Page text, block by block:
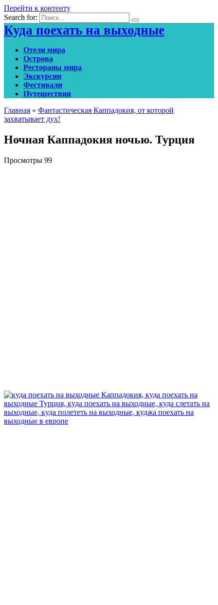
Перейти к контенту
Search for:
Куда поехать на выходные
Отели мира
Острова
Рестораны мира
Экскурсии
Фестивали
Путешествия
Главная » Фантастическая Каппадокия, от которой
захватывает дух!
Ночная Каппадокия ночью. Турция
Просмотры 99